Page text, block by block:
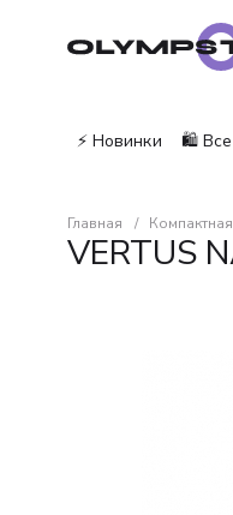
⚡ Новинки 🛍️ Все
Главная
VERTUS